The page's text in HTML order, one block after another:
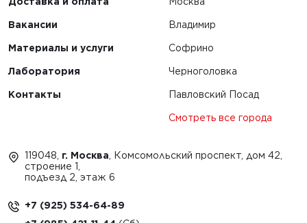
Доставка и оплата
Вакансии
Материалы и услуги
Лаборатория
Контакты
Москва
Владимир
Софрино
Черноголовка
Павловский Посад
Смотреть все города
119048, г. Москва , Комсомольский проспект, дом 42,
строение 1,
подъезд 2, этаж 6
+7 (925) 534-64-89